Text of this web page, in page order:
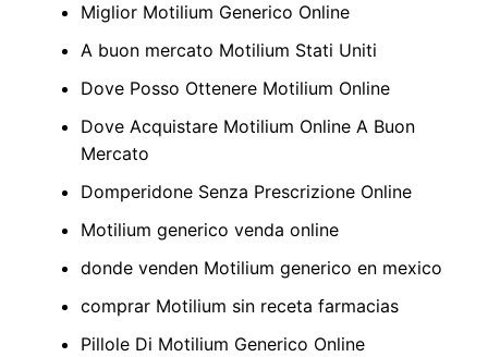
Miglior Motilium Generico Online
A buon mercato Motilium Stati Uniti
Dove Posso Ottenere Motilium Online
Dove Acquistare Motilium Online A Buon
Mercato
Domperidone Senza Prescrizione Online
Motilium generico venda online
donde venden Motilium generico en mexico
comprar Motilium sin receta farmacias
Pillole Di Motilium Generico Online